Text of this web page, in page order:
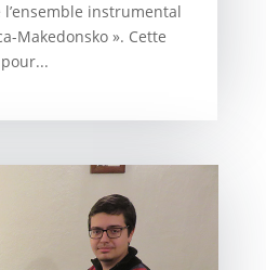
l’ensemble instrumental
Makedonsko ». Cette